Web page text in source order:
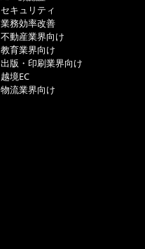
セキュリティ
業務効率改善
不動産業界向け
教育業界向け
出版・印刷業界向け
越境EC
物流業界向け